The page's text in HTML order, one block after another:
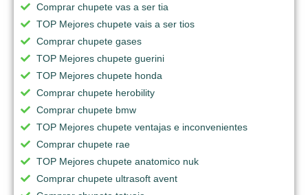
Comprar chupete vas a ser tia
TOP Mejores chupete vais a ser tios
Comprar chupete gases
TOP Mejores chupete guerini
TOP Mejores chupete honda
Comprar chupete herobility
Comprar chupete bmw
TOP Mejores chupete ventajas e inconvenientes
Comprar chupete rae
TOP Mejores chupete anatomico nuk
Comprar chupete ultrasoft avent